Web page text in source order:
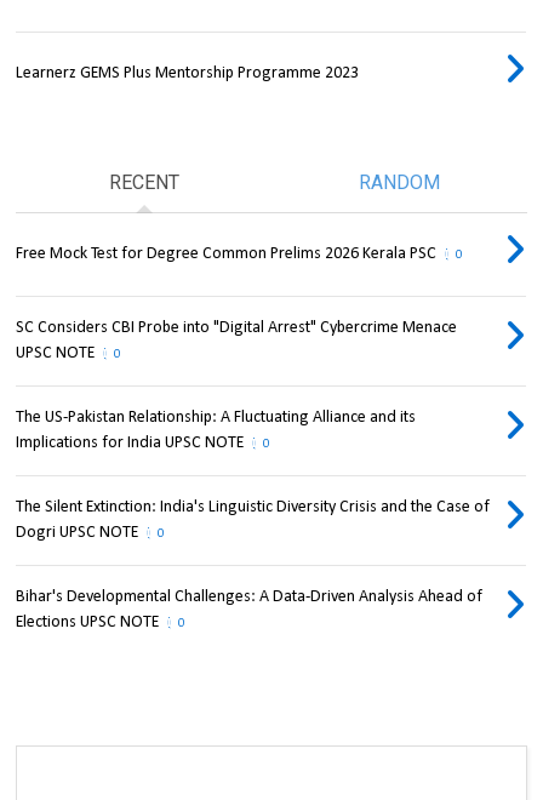
Learnerz GEMS Plus Mentorship Programme 2023
RECENT RANDOM
Free Mock Test for Degree Common Prelims 2026 Kerala PSC 0
SC Considers CBI Probe into "Digital Arrest" Cybercrime Menace
UPSC NOTE
0
The US-Pakistan Relationship: A Fluctuating Alliance and its
Implications for India UPSC NOTE
0
The Silent Extinction: India's Linguistic Diversity Crisis and the Case of
Dogri UPSC NOTE
0
Bihar's Developmental Challenges: A Data-Driven Analysis Ahead of
Elections UPSC NOTE
0